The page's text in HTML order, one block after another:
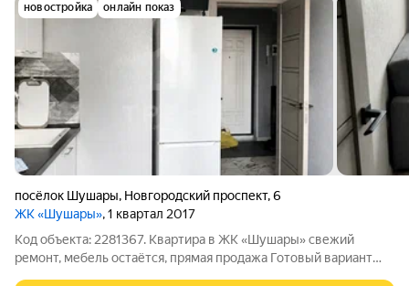
новостройка онлайн показ
посёлок Шушары, Новгородский проспект,6
ЖК «Шушары», 1 квартал 2017
Код объекта: 2281367. Квартира в ЖК «Шушары» свежий
ремонт, мебель остаётся, прямая продажа Готовый вариант